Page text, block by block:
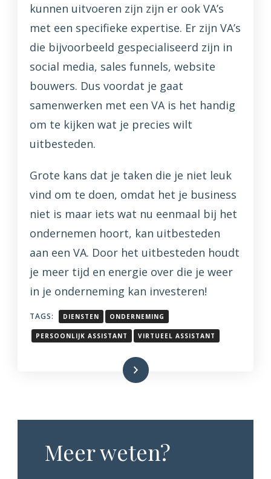
kunnen uitvoeren zijn zijn er ook VA’s
met een specifieke expertise. Er zijn VA’s
die bijvoorbeeld gespecialiseerd zijn in
social media, sales funnels, website
bouwers. Dus voordat je gaat
samenwerken met een VA is het handig
om te kijken wat je precies wilt
uitbesteden.
Grote kans dat je taken die je niet leuk
vind om te doen, omdat het je business
niet is maar iets wat nu eenmaal bij het
ondernemen hoort, kan uitbesteden
aan een VA. Door het uitbesteden houdt
je meer tijd en energie over die je weer
in je onderneming kan investeren!
TAGS: DIENSTEN ONDERNEMING
PERSOONLIJK ASSISTANT VIRTUEEL ASSISTANT
Lees meer
Meer weten?